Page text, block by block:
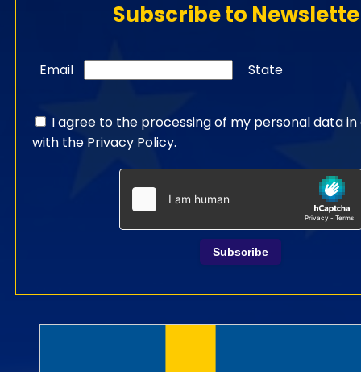
Subscribe to
Email State
I agree to the processing of my personal data
with the Privacy Policy.
Subscribe